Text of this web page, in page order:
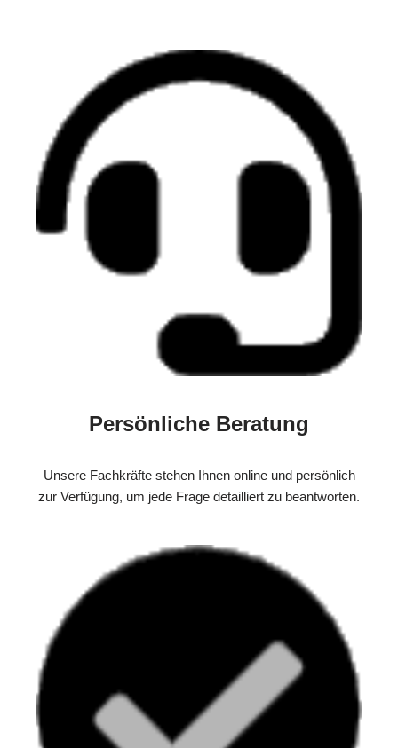
Persönliche Beratung
Unsere Fachkräfte stehen Ihnen online und persönlich
zur Verfügung, um jede Frage detailliert zu beantworten.